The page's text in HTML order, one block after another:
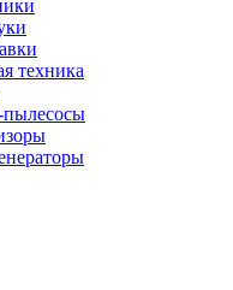
техника